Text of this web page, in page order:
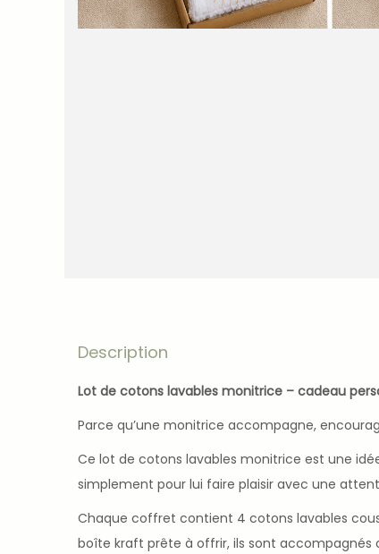
Description
Lot de cotons lavables monitrice – cadeau
Parce qu’une monitrice accompagne,
Ce lot de cotons lavables monitrice est une
simplement pour lui faire plaisir avec une
Chaque coffret contient 4 cotons lavables
boîte kraft prête à offrir, ils sont accompagnés